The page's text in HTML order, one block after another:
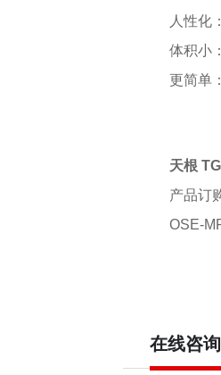
人性化
体积小
更简单
天根
产品订
OSE-
在线咨询